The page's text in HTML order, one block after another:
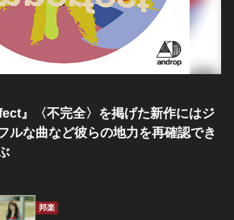
』〈不完全〉を掲げた新作にはジ
ルな曲など彼らの地力を再確認でき
邦楽